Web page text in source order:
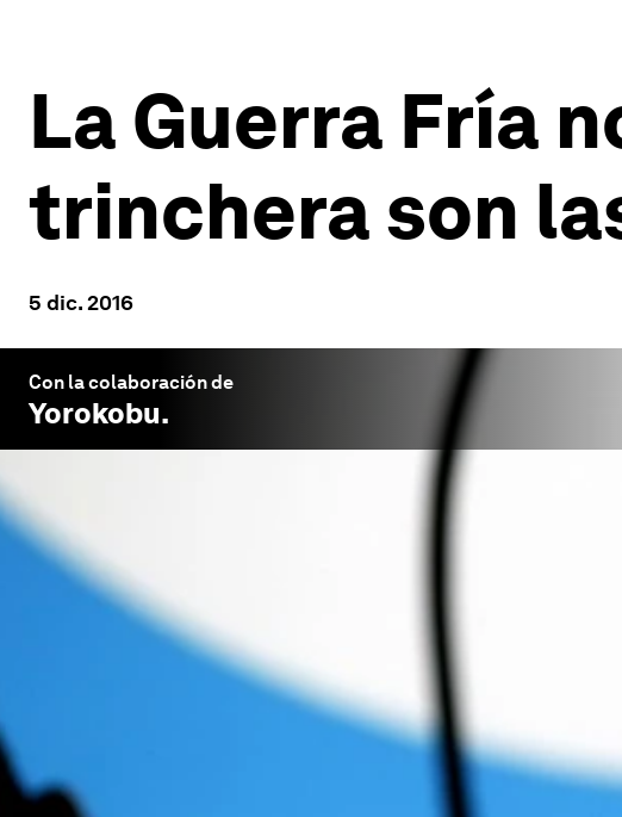
La Guerra Fría
trinchera son
5 dic. 2016
Con la colaboración de
Yorokobu.